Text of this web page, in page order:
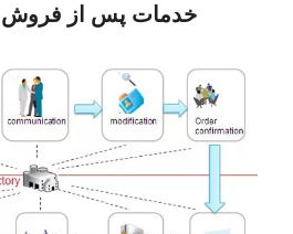
خدمات پس از فروش